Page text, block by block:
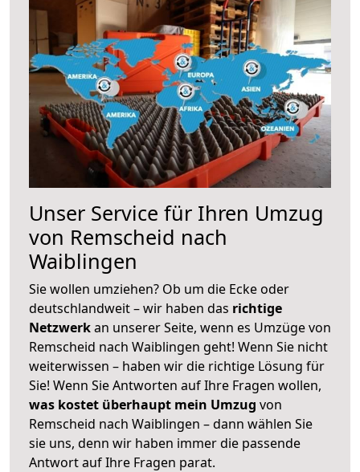
Unser Service für Ihren Umzug
von Remscheid nach
Waiblingen
Sie wollen umziehen? Ob um die Ecke oder
deutschlandweit – wir haben das richtige
Netzwerkan unserer Seite, wenn es Umzüge von
Remscheid nach Waiblingen geht! Wenn Sie nicht
weiterwissen – haben wir die richtige Lösung für
Sie! Wenn Sie Antworten auf Ihre Fragen wollen,
was kostet überhaupt mein Umzug von
Remscheid nach Waiblingen – dann wählen Sie
sie uns, denn wir haben immer die passende
Antwort auf Ihre Fragen parat.